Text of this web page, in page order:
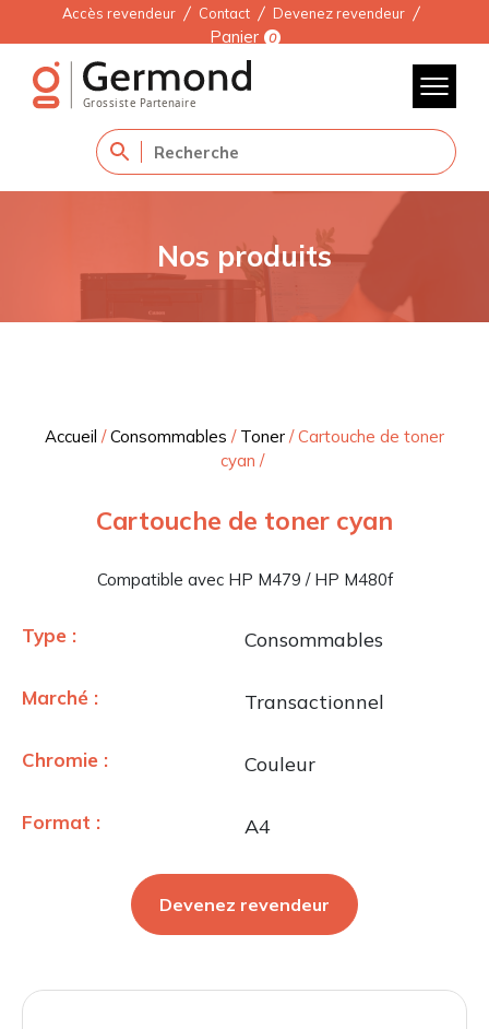
Accès revendeur Contact Devenez revendeur
Panier 0
Nos produits
Accueil /Consommables / Toner /Cartouche de toner
cyan /
Cartouche de toner cyan
Compatible avec HP M479 / HP M480f
Type : Consommables
Marché : Transactionnel
Chromie : Couleur
Format : A4
Devenez revendeur